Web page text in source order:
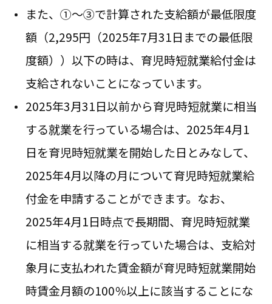
また、①～③で計算された支給額が最低限度
額（2,295円（2025年7月31日までの最低限
度額））以下の時は、育児時短就業給付金は
支給されないことになっています。
2025年3月31日以前から育児時短就業に相当
する就業を行っている場合は、2025年4月1
日を育児時短就業を開始した日とみなして、
2025年4月以降の月について育児時短就業給
付金を申請することができます。なお、
2025年4月1日時点で長期間、育児時短就業
に相当する就業を行っていた場合は、支給対
象月に支払われた賃金額が育児時短就業開始
時賃金月額の100％以上に該当することにな